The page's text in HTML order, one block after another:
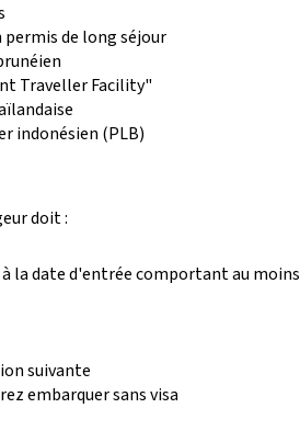
de long séjour
Traveller Facility"
indonésien (PLB)
doit :
la date d'entrée comportant au moins
suivante
embarquer sans visa